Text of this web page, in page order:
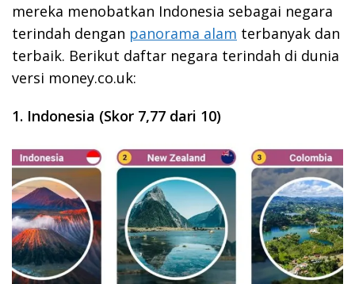
mereka menobatkan Indonesia sebagai negara
terindah dengan panorama alam terbanyak dan
terbaik. Berikut daftar negara terindah di dunia
versi money.co.uk:
1. Indonesia (Skor 7,77 dari 10)